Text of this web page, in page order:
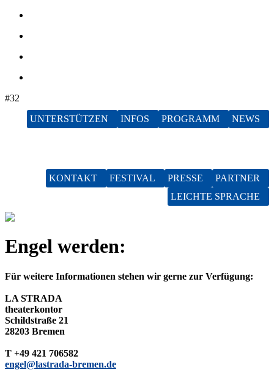
#32
NEWS
PROGRAMM
INFOS
UNTERSTÜTZEN
PARTNER
PRESSE
FESTIVAL
KONTAKT
LEICHTE SPRACHE
Engel werden:
Für weitere Informationen stehen wir gerne zur Verfügung:
LA STRADA
theaterkontor
Schildstraße 21
28203 Bremen
T +49 421 706582
engel@lastrada-bremen.de